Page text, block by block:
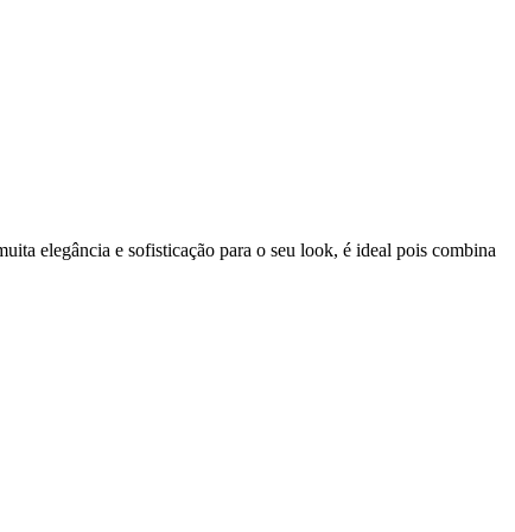
elegância e sofisticação para o seu look, é ideal pois combina